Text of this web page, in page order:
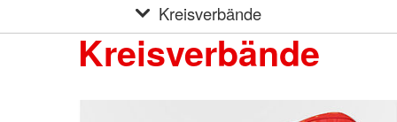
Kreisverbände
Kreisverbände